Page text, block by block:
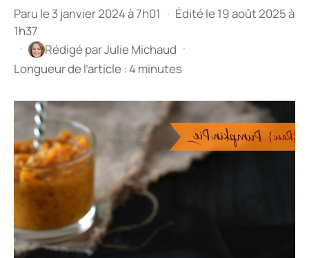
Paru le 3 janvier 2024 à 7h01 · Édité le 19 août 2025 à
1h37
·
Rédigé parJulie Michaud ·
Longueur de l’article : 4 minutes